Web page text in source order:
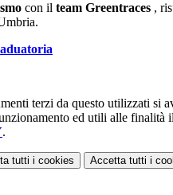
con il team Greentraces ,
terzi da questo utilizzati si
ed utili alle finalità
.
tutti i cookies Accetta tutti i